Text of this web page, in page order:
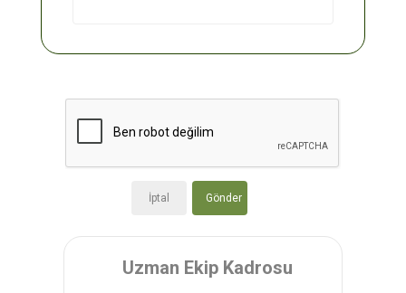
İptal Gönder
Uzman Ekip Kadrosu